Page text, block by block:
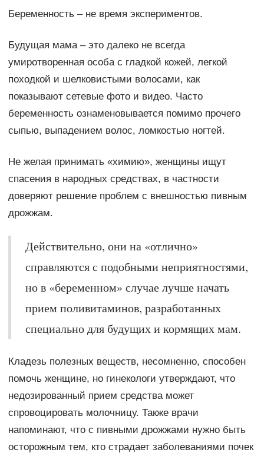
Беременность – не время экспериментов.
Будущая мама – это далеко не всегда
умиротворенная особа с гладкой кожей, легкой
походкой и шелковистыми волосами, как
показывают сетевые фото и видео. Часто
беременность ознаменовывается помимо прочего
сыпью, выпадением волос, ломкостью ногтей.
Не желая принимать «химию», женщины ищут
спасения в народных средствах, в частности
доверяют решение проблем с внешностью пивным
дрожжам.
Действительно, они на «отлично»
справляются с подобными неприятностями,
но в «беременном» случае лучше начать
прием поливитаминов, разработанных
специально для будущих и кормящих мам.
Кладезь полезных веществ, несомненно, способен
помочь женщине, но гинекологи утверждают, что
недозированный прием средства может
спровоцировать молочницу. Также врачи
напоминают, что с пивными дрожжами нужно быть
осторожным тем, кто страдает заболеваниями почек